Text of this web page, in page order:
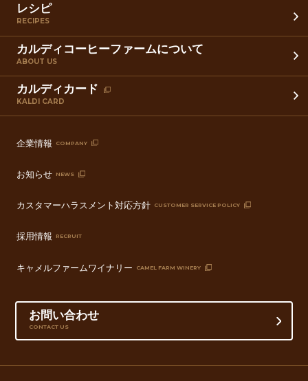
レシピ
RECIPES
カルディコーヒーファームについて
ABOUT US
カルディカード
KALDI CARD
企業情報 COMPANY
お知らせ NEWS
カスタマーハラスメント対応方針 CUSTOMER SERVICE POLICY
採用情報 RECRUIT
キャメルファームワイナリー CAMEL FARM WINERY
お問い合わせ
CONTACT US